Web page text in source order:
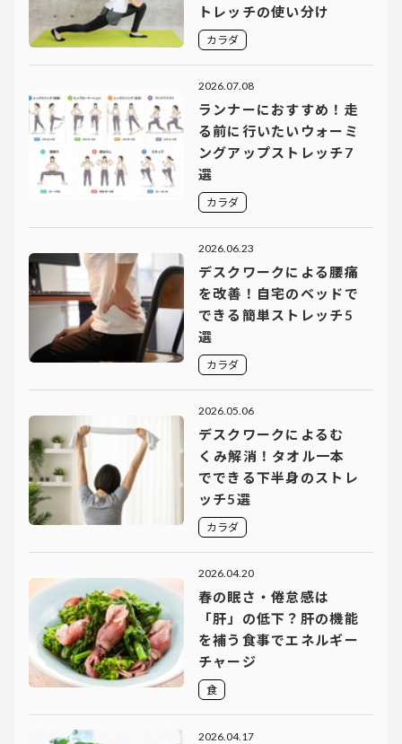
トレッチの使い分け
カラダ
2026.07.08
ランナーにおすすめ！走
る前に行いたいウォーミ
ングアップストレッチ7
選
カラダ
2026.06.23
デスクワークによる腰痛
を改善！自宅のベッドで
できる簡単ストレッチ5
選
カラダ
2026.05.06
デスクワークによるむ
くみ解消！タオル一本
でできる下半身のストレ
ッチ5選
カラダ
2026.04.20
春の眠さ・倦怠感は
「肝」の低下？肝の機能
を補う食事でエネルギー
チャージ
食
2026.04.17